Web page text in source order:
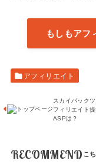
もしもアフ
アフィリエイト
スカイパック
フィリエイト
ASPは？
RECOMMEND